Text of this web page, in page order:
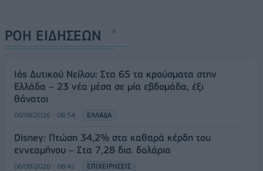
ΡΟΗ ΕΙΔΗΣΕΩΝ
Ιός Δυτικού Νείλου: Στα 65 τα κρούσματα στην
Ελλάδα – 23 νέα μέσα σε μία εβδομάδα, έξι
θάνατοι
06/08/2026 - 08:54 ΕΛΛΑΔΑ
Disney: Πτώση 34,2% στα καθαρά κέρδη του
εννεαμήνου – Στα 7,28 δισ. δολάρια
06/08/2026 - 08:42 ΕΠΙΧΕΙΡΗΣΕΙΣ